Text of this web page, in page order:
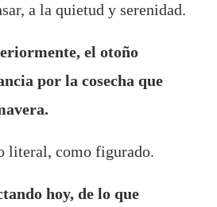
a la quietud y serenidad.
el otoño
por la cosecha que
literal, como figurado.
hoy, de lo que